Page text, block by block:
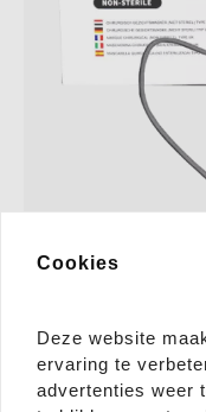
Cookies
Deze website
ervaring te
advertenties weer